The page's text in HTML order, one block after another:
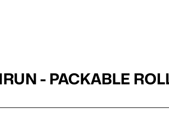
- PACKABLE